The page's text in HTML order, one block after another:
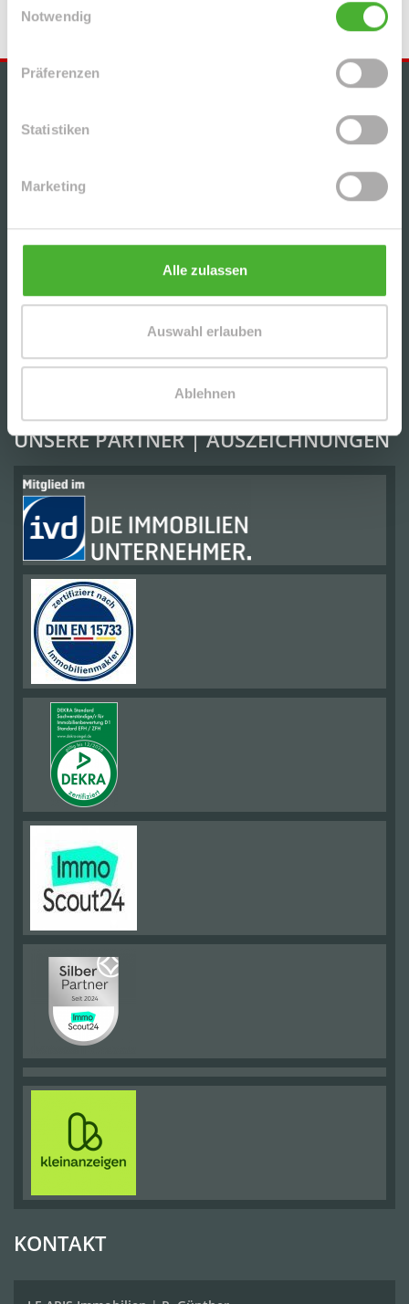
Notwendig
Präferenzen
Statistiken
Marketing
Alle zulassen
Auswahl erlauben
Ablehnen
+++GEMÜTLICHE, HELLE 2-RWG MIT BALKON u.
KULKWITZER SEE´S
SCHICKE, UNVERMIETETE 3-RWG MIT PARKETT
LEIPZIGER SÜDVORSTADT
UNSERE PARTNER | AUSZEICHNUNGEN
KONTAKT